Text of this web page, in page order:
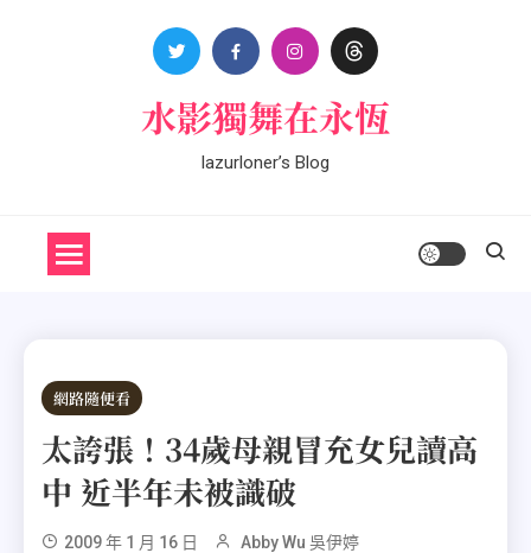
水影獨舞在永恆
lazurloner’s Blog
網路隨便看
太誇張！34歲母親冒充女兒讀高
中 近半年未被識破
2009 年 1 月 16 日 Abby Wu 吳伊婷